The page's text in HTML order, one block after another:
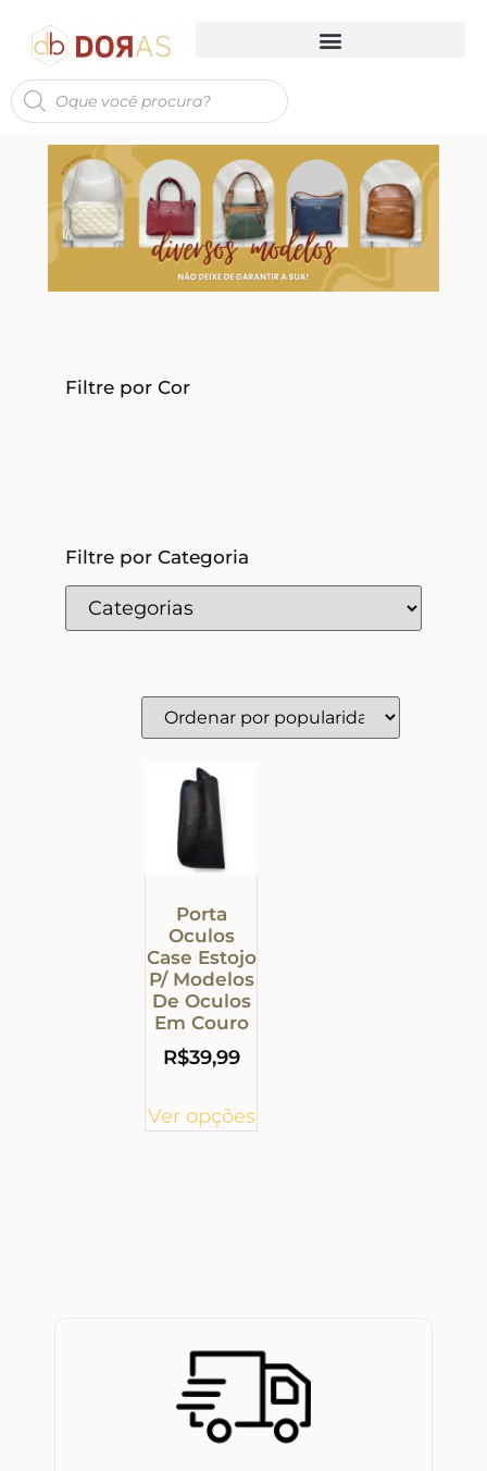
Filtre por Cor
Filtre por Categoria
Porta
Oculos
Case Estojo
P/ Modelos
De Oculos
Em Couro
R$39,99
Ver opções